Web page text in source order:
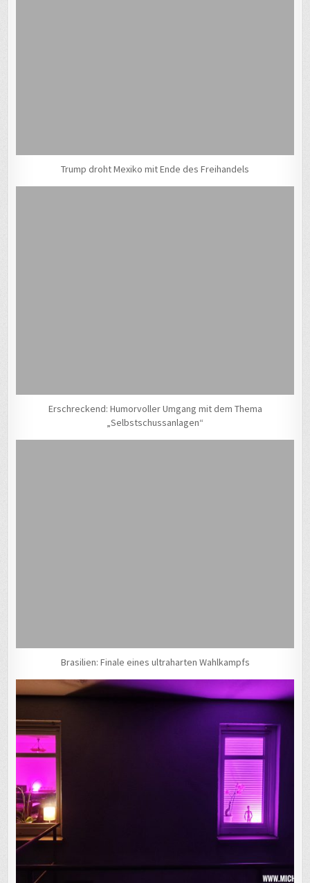
Trump droht Mexiko mit Ende des Freihandels
Erschreckend: Humorvoller Umgang mit dem Thema
„Selbstschussanlagen“
Brasilien: Finale eines ultraharten Wahlkampfs